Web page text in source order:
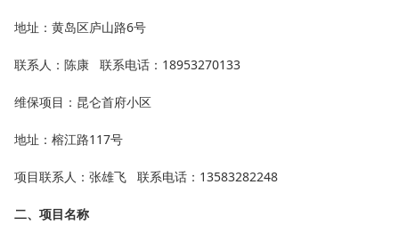
地址：黄岛区庐山路6号
联系人：陈康 联系电话：18953270133
维保项目：昆仑首府小区
地址：榕江路117号
项目联系人：张雄飞 联系电话：13583282248
二、项目名称